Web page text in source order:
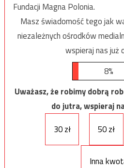
Fundacji Magna Polonia.
Masz świadomość tego jak
niezależnych ośrodków
wspieraj nas już
8%
Uważasz, że robimy dobrą
do jutra, wspieraj
30 zł
50 zł
Inna